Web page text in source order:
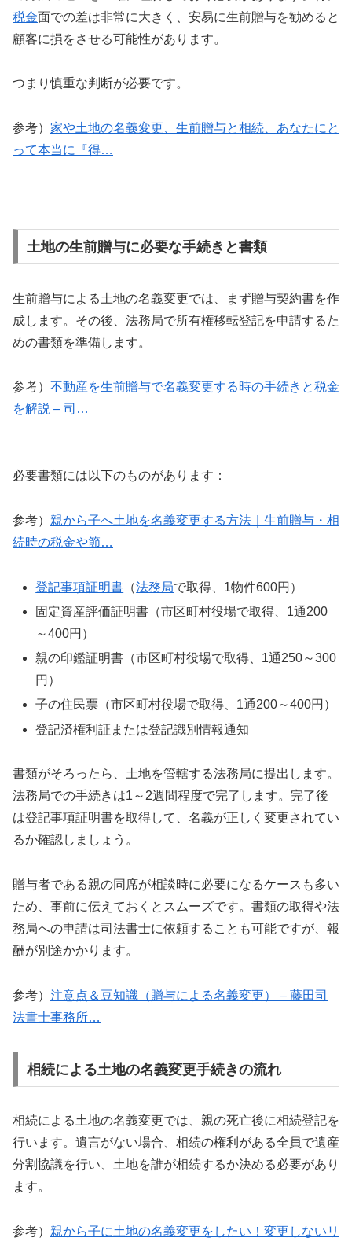
税金面での差は非常に大きく、安易に生前贈与を勧めると
顧客に損をさせる可能性があります。
つまり慎重な判断が必要です。
参考） 家や土地の名義変更、生前贈与と相続、あなたにと
って本当に『得…
土地の生前贈与に必要な手続きと書類
生前贈与による土地の名義変更では、まず贈与契約書を作
成します。その後、法務局で所有権移転登記を申請するた
めの書類を準備します。
参考） 不動産を生前贈与で名義変更する時の手続きと税金
を解説 – 司…
必要書類には以下のものがあります：
参考） 親から子へ土地を名義変更する方法｜生前贈与・相
続時の税金や節…
登記事項証明書 （法務局で取得、1物件600円）
固定資産評価証明書（市区町村役場で取得、1通200
～400円）
親の印鑑証明書（市区町村役場で取得、1通250～300
円）
子の住民票（市区町村役場で取得、1通200～400円）
登記済権利証または登記識別情報通知
書類がそろったら、土地を管轄する法務局に提出します。
法務局での手続きは1～2週間程度で完了します。完了後
は登記事項証明書を取得して、名義が正しく変更されてい
るか確認しましょう。
贈与者である親の同席が相談時に必要になるケースも多い
ため、事前に伝えておくとスムーズです。書類の取得や法
務局への申請は司法書士に依頼することも可能ですが、報
酬が別途かかります。
参考） 注意点＆豆知識（贈与による名義変更） – 藤田司
法書士事務所…
相続による土地の名義変更手続きの流れ
相続による土地の名義変更では、親の死亡後に相続登記を
行います。遺言がない場合、相続の権利がある全員で遺産
分割協議を行い、土地を誰が相続するか決める必要があり
ます。
参考） 親から子に土地の名義変更をしたい！変更しないリ